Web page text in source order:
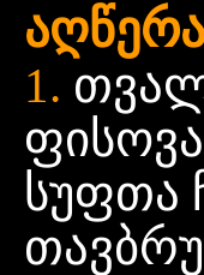
1.
სუფთა